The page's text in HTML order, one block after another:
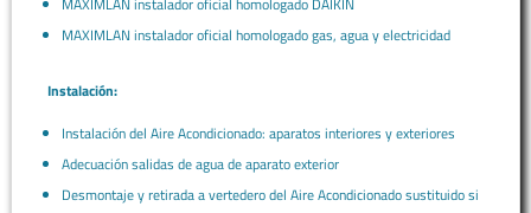
MAXIMLAN instalador oficial homologado gas, agua y electricidad
Instalación:
Instalación del Aire Acondicionado: aparatos interiores y exteriores
Adecuación salidas de agua de aparato exterior
Desmontaje y retirada a vertedero del Aire Acondicionado sustituido si